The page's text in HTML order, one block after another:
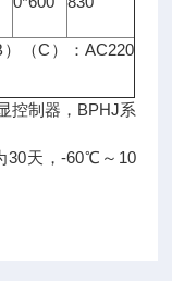
）（C）：AC220
控制器，BPHJ系
30天，-60℃～10